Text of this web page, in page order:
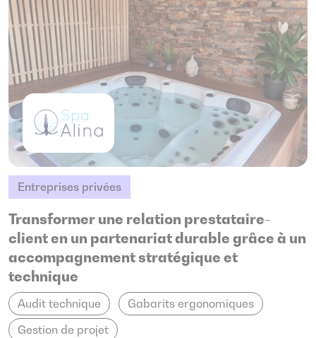
Entreprises privées
Transformer une relation prestataire-
client en un partenariat durable grâce à un
accompagnement stratégique et
technique
Audit technique
Gabarits ergonomiques
Gestion de projet